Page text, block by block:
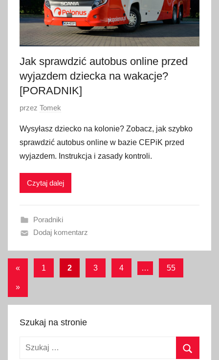
c
a
2
0
2
Jak sprawdzić autobus online przed
wyjazdem dziecka na wakacje?
[PORADNIK]
O
u
b
l
i
a
n
2
c
z
r
przez Tomek
Wysyłasz dziecko na kolonie? Zobacz, jak szybko
sprawdzić autobus online w bazie CEPiK przed
wyjazdem. Instrukcja i zasady kontroli.
Czytaj dalej
Poradniki
Dodaj komentarz
Stronicowanie
wpisów
« Poprzednie
1 2 3 4 … 55
Następne
»
Szukaj na stronie
Szukaj: